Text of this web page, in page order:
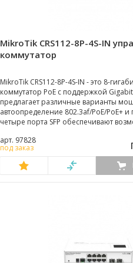
MikroTik CRS112-8P-4S-IN
коммутатор
MikroTik CRS112-8P-4S-IN - это 8-
коммутатор PoE с поддержкой
предлагает различные варианты
автоопределение 802.3af/PoE/PoE+ и
четыре порта SFP обеспечивают
магистральных линий до 1 Гбит/с.
арт. 97828
под заказ